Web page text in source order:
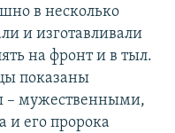
в несколько
и изготавливали
на фронт и в тыл.
показаны
– мужественными,
его пророка